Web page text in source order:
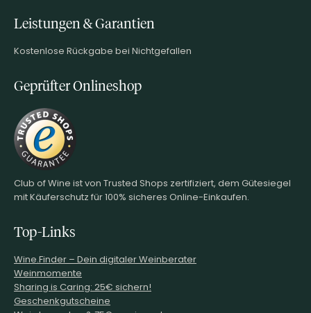
Leistungen & Garantien
Kostenlose Rückgabe bei Nichtgefallen
Geprüfter Onlineshop
Club of Wine ist von Trusted Shops zertifiziert, dem Gütesiegel
mit Käuferschutz für 100% sicheres Online-Einkaufen.
Top-Links
Wine.Finder – Dein digitaler Weinberater
Weinmomente
Sharing is Caring: 25€ sichern!
Geschenkgutscheine